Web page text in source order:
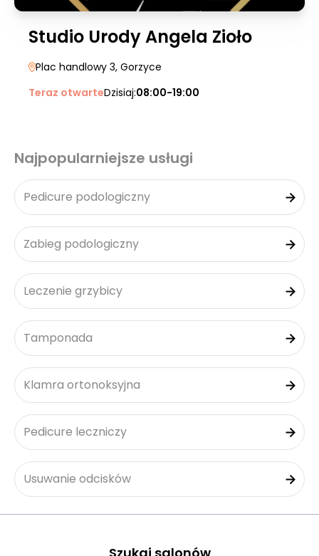
Studio Urody Angela Zioło
Plac handlowy 3, Gorzyce
Teraz otwarteDzisiaj:08:00-19:00
Najpopularniejsze usługi
Pedicure podologiczny
Zabieg podologiczny
Leczenie grzybicy
Tamponada
Klamra ortonoksyjna
Pedicure leczniczy
Usuwanie odcisków